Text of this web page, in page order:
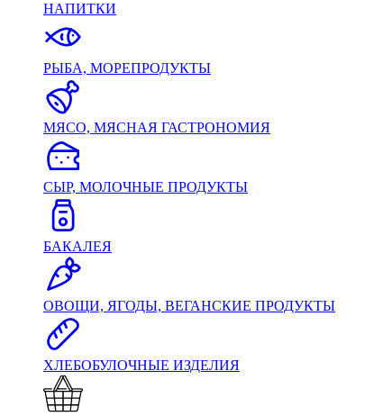
НАПИТКИ
РЫБА, МОРЕПРОДУКТЫ
МЯСО, МЯСНАЯ ГАСТРОНОМИЯ
СЫР, МОЛОЧНЫЕ ПРОДУКТЫ
БАКАЛЕЯ
ОВОЩИ, ЯГОДЫ, ВЕГАНСКИЕ ПРОДУКТЫ
ХЛЕБОБУЛОЧНЫЕ ИЗДЕЛИЯ